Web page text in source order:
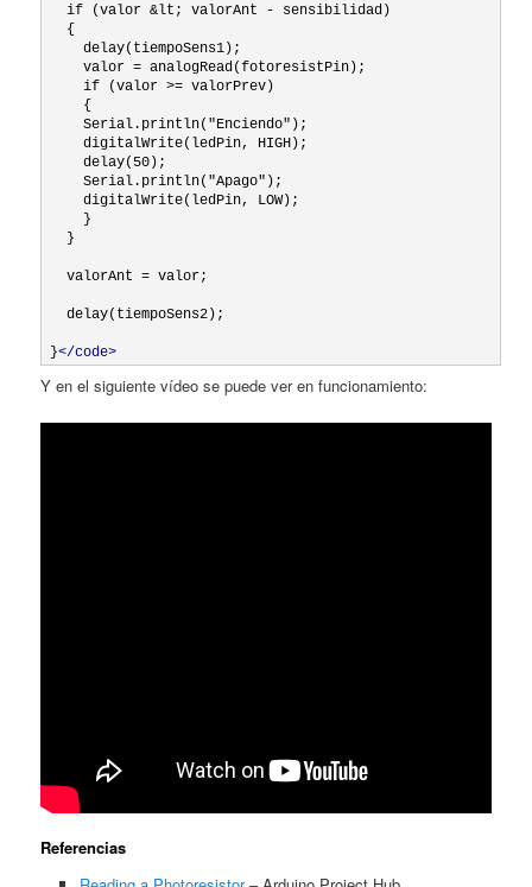
  if (valor &lt; valorAnt - sensibilidad)
  {
    delay(tiempoSens1);
    valor = analogRead(fotoresistPin);
    if (valor >= valorPrev)
    {
    Serial.println("Enciendo");
    digitalWrite(ledPin, HIGH);
    delay(50);
    Serial.println("Apago");
    digitalWrite(ledPin, LOW);
    }
  }
  valorAnt = valor;
  delay(tiempoSens2);
}</code>
Y en el siguiente vídeo se puede ver en funcionamiento:
Referencias